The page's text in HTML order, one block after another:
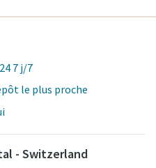
7 j/7
le plus proche
- Switzerland